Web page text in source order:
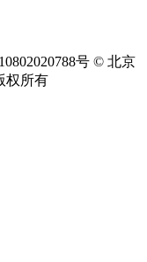
号 © 北京
权所有